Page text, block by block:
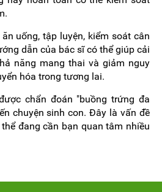
uống, tập luyện, kiểm soát cân
dẫn của bác sĩ có thể giúp cải
năng mang thai và giảm nguy
hóa trong tương lai.
chẩn đoán "buồng trứng đa
chuyện sinh con. Đây là vấn đề
đang cần bạn quan tâm nhiều